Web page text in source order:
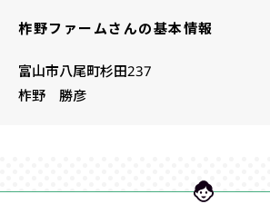
柞野ファームさんの基本情報
富山市八尾町杉田237
柞野 勝彦